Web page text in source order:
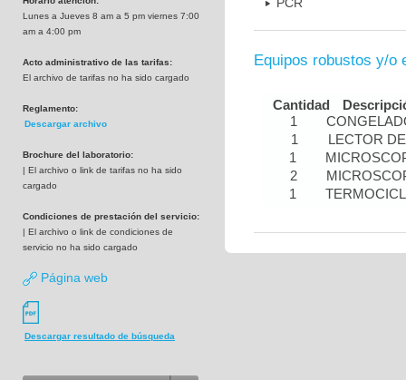
Lunes a Jueves 8 am a 5 pm viernes 7:00
am a 4:00 pm
Acto administrativo de las tarifas:
El archivo de tarifas no ha sido cargado
Reglamento:
Descargar archivo
Brochure del laboratorio:
| El archivo o link de tarifas no ha sido
cargado
Condiciones de prestación del servicio:
| El archivo o link de condiciones de
servicio no ha sido cargado
Página web
Descargar resultado de búsqueda
Equipos robustos y/o
Cantidad
1
1
LECTOR
1
2
1